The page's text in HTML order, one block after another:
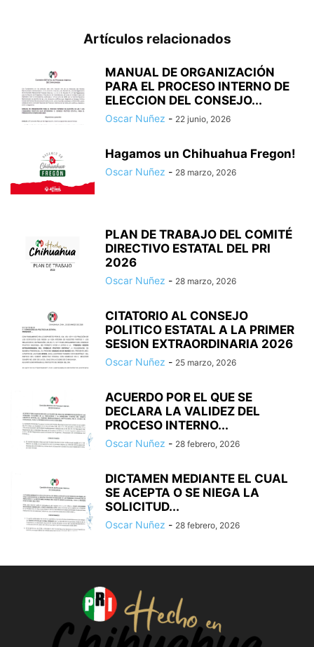
Artículos relacionados
MANUAL DE ORGANIZACIÓN
PARA EL PROCESO INTERNO DE
ELECCION DEL CONSEJO...
Oscar Nuñez - 22 junio, 2026
Hagamos un Chihuahua Fregon!
Oscar Nuñez - 28 marzo, 2026
PLAN DE TRABAJO DEL COMITÉ
DIRECTIVO ESTATAL DEL PRI
2026
Oscar Nuñez - 28 marzo, 2026
CITATORIO AL CONSEJO
POLITICO ESTATAL A LA PRIMER
SESION EXTRAORDINARIA 2026
Oscar Nuñez - 25 marzo, 2026
ACUERDO POR EL QUE SE
DECLARA LA VALIDEZ DEL
PROCESO INTERNO...
Oscar Nuñez - 28 febrero, 2026
DICTAMEN MEDIANTE EL CUAL
SE ACEPTA O SE NIEGA LA
SOLICITUD...
Oscar Nuñez - 28 febrero, 2026